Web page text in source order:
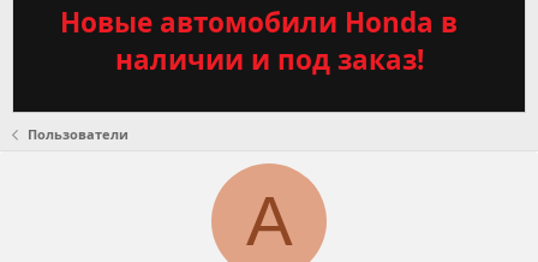
Новые автомобили Honda в
наличии и под заказ!
Пользователи
A